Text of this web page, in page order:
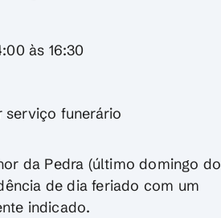
às 16:30
serviço funerário
da Pedra (último domingo do
de dia feriado com um
indicado.